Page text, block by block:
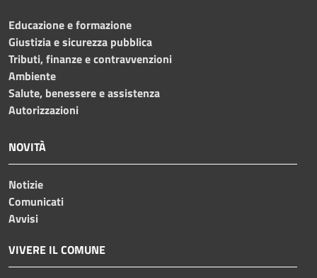
Educazione e formazione
Giustizia e sicurezza pubblica
Tributi, finanze e contravvenzioni
Ambiente
Salute, benessere e assistenza
Autorizzazioni
NOVITÀ
Notizie
Comunicati
Avvisi
VIVERE IL COMUNE